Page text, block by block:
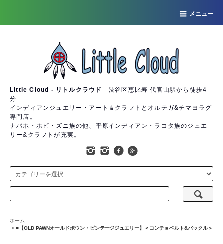
メニュー
Little Cloud - リトルクラウド - 渋谷区恵比寿 代官山駅から徒歩4
分
インディアンジュエリー・アート＆クラフトとオルテガ&チマヨラグ
専門店。
ナバホ・ホピ・ズニ族の他、平原インディアン・ラコタ族のジュエ
リー&クラフトが充実。
ホーム
> ■【OLD PAWNオールドポウン・ビンテージジュエリー】＜コンチョベルト&バックル＞